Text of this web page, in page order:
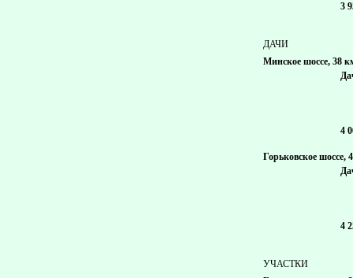
3
ДАЧИ
Минское шоссе, 38
4
Горьковское
4
УЧАСТКИ